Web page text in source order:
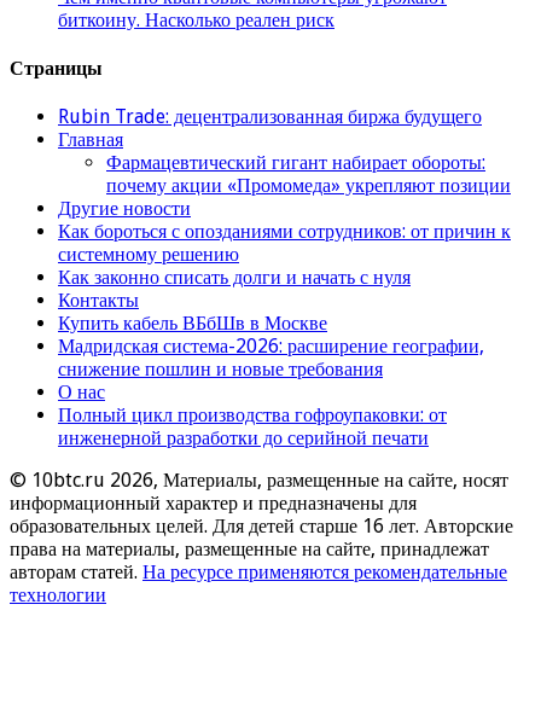
биткоину. Насколько реален риск
Страницы
Rubin Trade: децентрализованная биржа будущего
Главная
Фармацевтический гигант набирает обороты:
почему акции «Промомеда» укрепляют позиции
Другие новости
Как бороться с опозданиями сотрудников: от причин к
системному решению
Как законно списать долги и начать с нуля
Контакты
Купить кабель ВБбШв в Москве
Мадридская система-2026: расширение географии,
снижение пошлин и новые требования
О нас
Полный цикл производства гофроупаковки: от
инженерной разработки до серийной печати
© 10btc.ru 2026, Материалы, размещенные на сайте, носят
информационный характер и предназначены для
образовательных целей. Для детей старше 16 лет. Авторские
права на материалы, размещенные на сайте, принадлежат
авторам статей. На ресурсе применяются рекомендательные
технологии